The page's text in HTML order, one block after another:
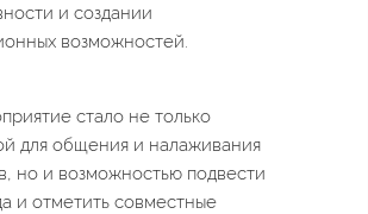
и создании
возможностей.
стало не только
для общения и налаживания
но и возможностью подвести
и отметить совместные